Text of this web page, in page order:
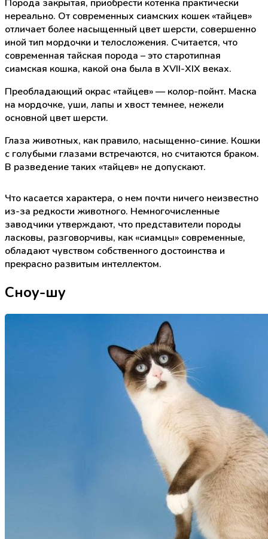
Порода закрытая, приобрести котенка практически
нереально. От современных сиамских кошек «тайцев»
отличает более насыщенный цвет шерсти, совершенно
иной тип мордочки и телосложения. Считается, что
современная тайская порода – это старотипная
сиамская кошка, какой она была в XVII-XIX веках.
Преобладающий окрас «тайцев» — колор-пойнт. Маска
на мордочке, уши, лапы и хвост темнее, нежели
основной цвет шерсти.
Глаза животных, как правило, насыщенно-синие. Кошки
с голубыми глазами встречаются, но считаются браком.
В разведение таких «тайцев» не допускают.
Что касается характера, о нем почти ничего неизвестно
из-за редкости животного. Немногочисленные
заводчики утверждают, что представители породы
ласковы, разговорчивы, как «сиамцы» современные,
обладают чувством собственного достоинства и
прекрасно развитым интеллектом.
Сноу-шу